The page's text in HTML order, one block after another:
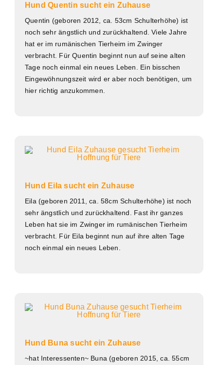
Hund Quentin sucht ein Zuhause
Quentin (geboren 2012, ca. 53cm Schulterhöhe) ist
noch sehr ängstlich und zurückhaltend. Viele Jahre
hat er im rumänischen Tierheim im Zwinger
verbracht. Für Quentin beginnt nun auf seine alten
Tage noch einmal ein neues Leben. Ein bisschen
Eingewöhnungszeit wird er aber noch benötigen, um
hier richtig anzukommen.
Hund Eila sucht ein Zuhause
Eila (geboren 2011, ca. 58cm Schulterhöhe) ist noch
sehr ängstlich und zurückhaltend. Fast ihr ganzes
Leben hat sie im Zwinger im rumänischen Tierheim
verbracht. Für Eila beginnt nun auf ihre alten Tage
noch einmal ein neues Leben.
Hund Buna sucht ein Zuhause
~hat Interessenten~ Buna (geboren 2015, ca. 55cm